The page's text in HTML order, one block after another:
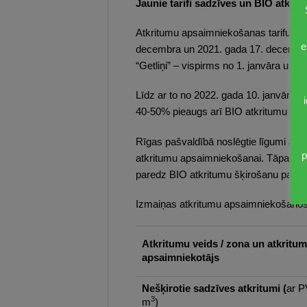
Jaunie tarifi sadzīves un BIO
Atkritumu apsaimniekošanas tarifu
decembra un 2021. gada 17.
“Getliņi” – vispirms no 1. janvāra un
Līdz ar to no 2022. gada 10. janvāra
40-50% pieaugs arī BIO atkritumu
Rīgas pašvaldībā noslēgtie līgumi ar
atkritumu apsaimniekošanai. Tāpat
paredz BIO atkritumu šķirošanu
Izmaiņas atkritumu
Atkritumu veids / zona un
apsaimniekotājs
Nešķirotie sadzīves atkritumi (ar
m3)